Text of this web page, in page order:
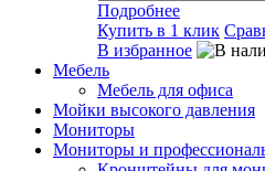
Подробнее
Купить в 1 клик
В избранное
Мебель
Мебель для офиса
Мойки высокого давления
Мониторы
Мониторы и